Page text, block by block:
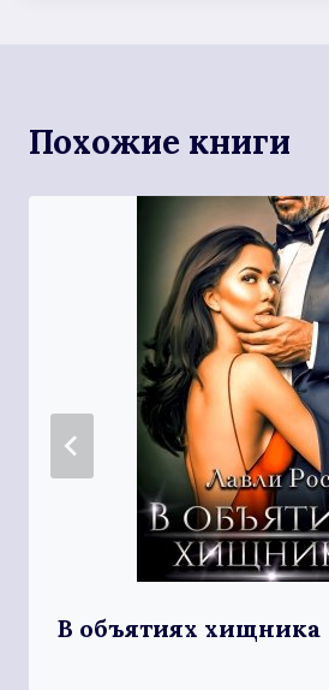
Похожие книги
В объятиях хищника